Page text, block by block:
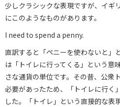
少しクラシックな表現ですが、イギ
にこのようなものがあります。
I need to spend a penny.
直訳すると「ペニーを使わないと」
は「トイレに行ってくる」という意
さな通貨の単位です。その昔、公衆
必要があったため、「トイレに行く
した。「トイレ」という直接的な表